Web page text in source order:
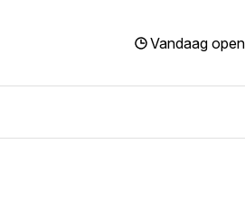
Vandaag open